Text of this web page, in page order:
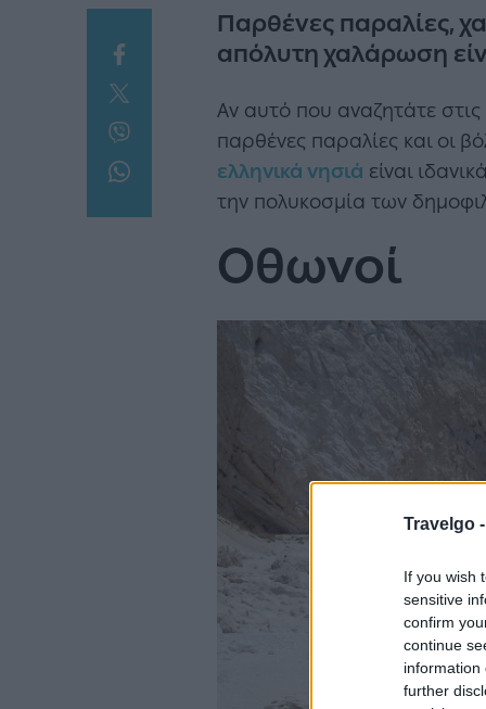
Travelgo -
If you wish
sensitive
confirm
continue
information
further
Παρθένες παραλίες,
απόλυτη χαλάρωση
Αν αυτό που αναζητάτε
παρθένες παραλίες και οι
ελληνικά νησιά είναι
την πολυκοσμία των
Οθωνοί